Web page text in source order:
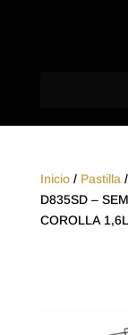
Inicio/ Pastilla /
D835SD –
COROLLA